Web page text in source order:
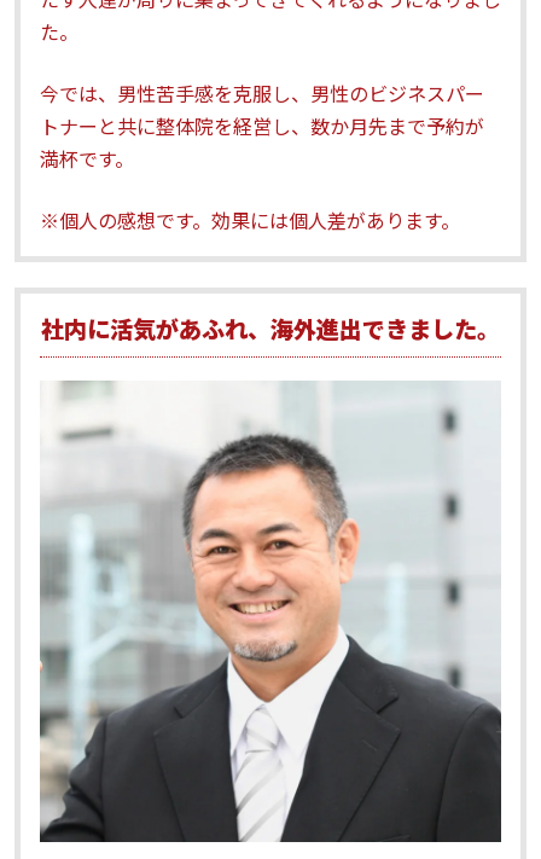
た。
今では、男性苦手感を克服し、男性のビジネスパー
トナーと共に整体院を経営し、数か月先まで予約が
満杯です。
※個人の感想です。効果には個人差があります。
社内に活気があふれ、海外進出できました。